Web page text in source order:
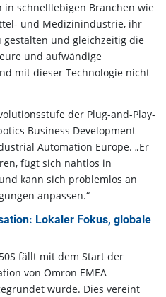
schnelllebigen Branchen wie
und Medizinindustrie, ihr
und gleichzeitig die
und aufwändige
mit dieser Technologie nicht
der Plug-and-Play-
Business Development
Automation Europe. „Er
fügt sich nahtlos in
kann sich problemlos an
anpassen.“
Lokaler Fokus, globale
fällt mit dem Start der
von Omron EMEA
wurde. Dies vereint